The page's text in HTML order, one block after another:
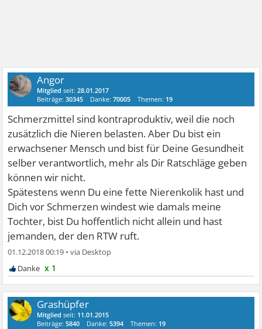
Angor
Mitglied seit:28.01.2017
Beiträge:30345 Danke:70005 Themen: 19
Schmerzmittel sind kontraproduktiv, weil die noch
zusätzlich die Nieren belasten. Aber Du bist ein
erwachsener Mensch und bist für Deine Gesundheit
selber verantwortlich, mehr als Dir Ratschläge geben
können wir nicht.
Spätestens wenn Du eine fette Nierenkolik hast und
Dich vor Schmerzen windest wie damals meine
Tochter, bist Du hoffentlich nicht allein und hast
jemanden, der den RTW ruft.
01.12.2018 00:19 •
x 1
Grashüpfer
Mitglied seit: 11.01.2015
Beiträge:5840 Danke:5394 Themen: 19